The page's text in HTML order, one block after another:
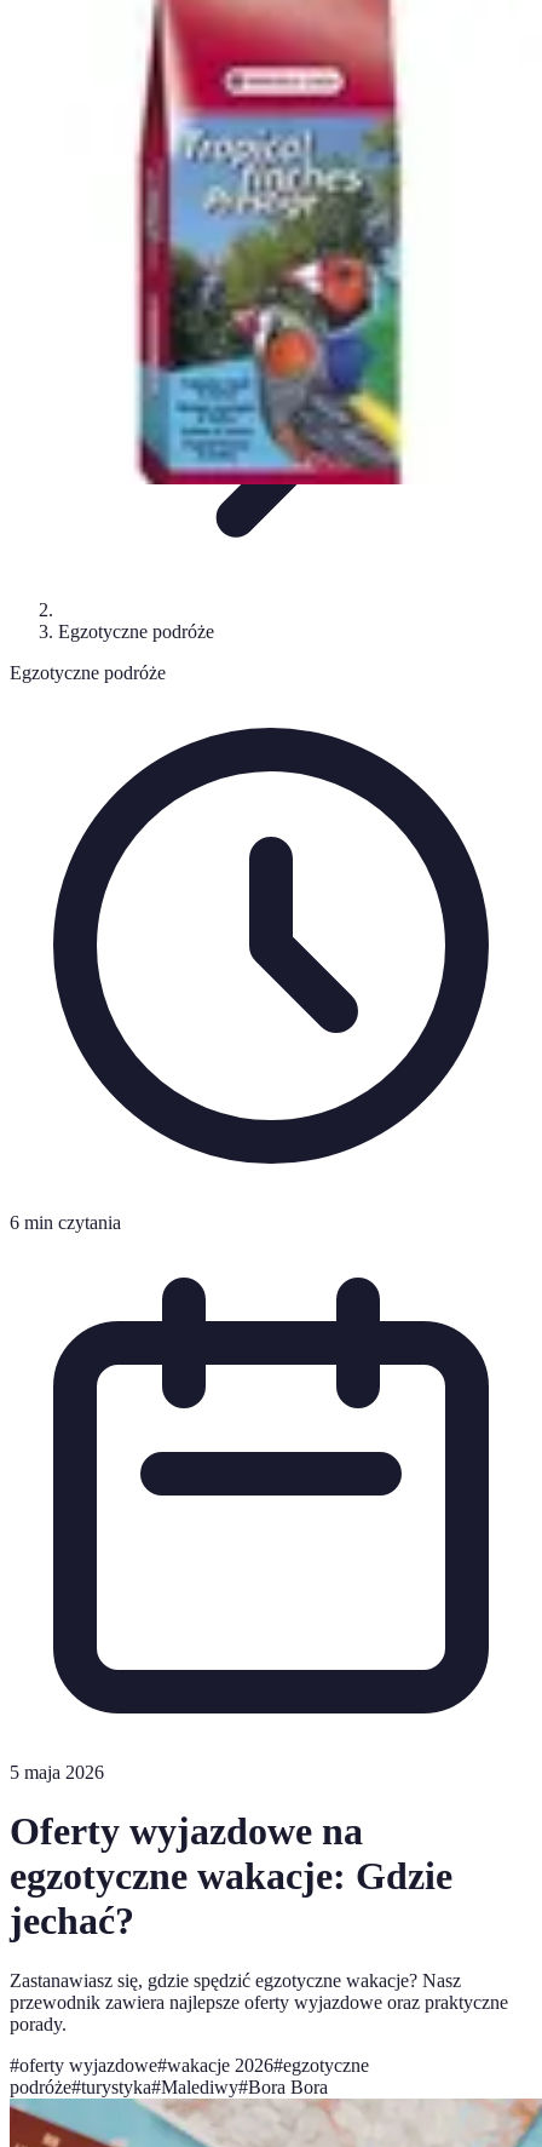
Oferty Wyjazdowe
Rodzinne WakacjeAktywne Wakacje
Wakacyjne Kierunki
Oferty Wyjazdowe
Egzotyczne podróże
Egzotyczne podróże
6 min czytania
5 maja 2026
Oferty wyjazdowe na
egzotyczne wakacje: Gdzie
jechać?
Zastanawiasz się, gdzie spędzić egzotyczne wakacje? Nasz
przewodnik zawiera najlepsze oferty wyjazdowe oraz praktyczne
porady.
#oferty wyjazdowe#wakacje 2026#egzotyczne
podróże#turystyka#Malediwy#Bora Bora